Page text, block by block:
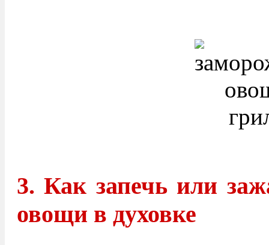
3. Как запечь или
овощи в духовке